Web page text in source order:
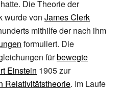
Die Theorie der
wurde von James Clerk
mithilfe der nach ihm
formuliert. Die
fürbewegte
Einstein 1905 zur
Relativitätstheorie. Im Laufe